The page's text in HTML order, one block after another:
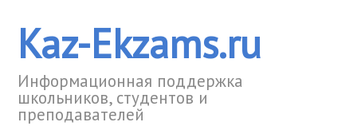
Kaz-Ekzams.ru
Информационная поддержка
школьников, студентов и
преподавателей